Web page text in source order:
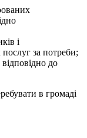
і
за потреби;
відповідно до
в громаді